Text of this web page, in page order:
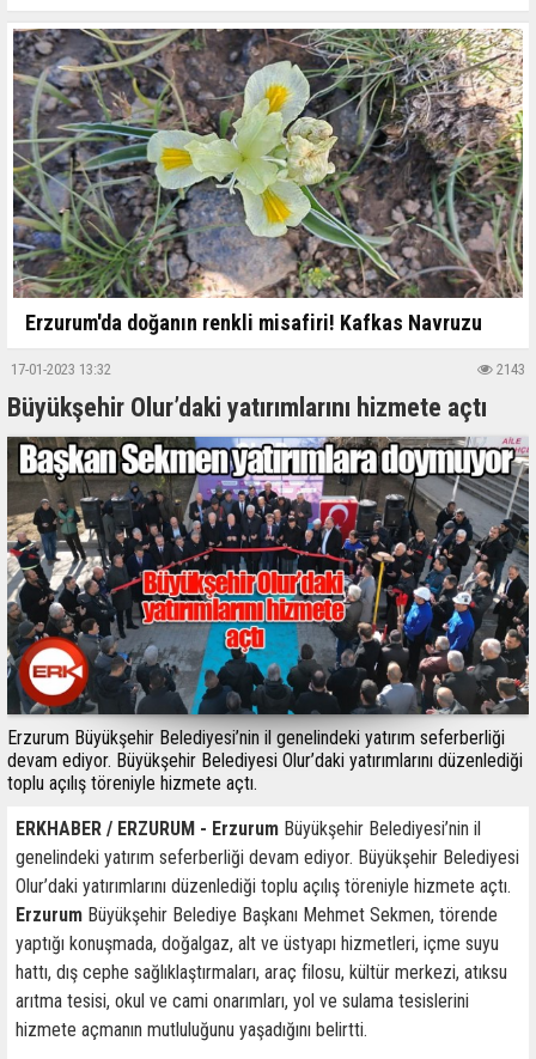
Erzurum'da doğanın renkli misafiri! Kafkas Navruzu
17-01-2023 13:32 2143
Büyükşehir Olur’daki yatırımlarını hizmete açtı
Erzurum Büyükşehir Belediyesi’nin il genelindeki yatırım seferberliği
devam ediyor. Büyükşehir Belediyesi Olur’daki yatırımlarını düzenlediği
toplu açılış töreniyle hizmete açtı.
ERKHABER / ERZURUM - Erzurum Büyükşehir Belediyesi’nin il
genelindeki yatırım seferberliği devam ediyor. Büyükşehir Belediyesi
Olur’daki yatırımlarını düzenlediği toplu açılış töreniyle hizmete açtı.
Erzurum Büyükşehir Belediye Başkanı Mehmet Sekmen, törende
yaptığı konuşmada, doğalgaz, alt ve üstyapı hizmetleri, içme suyu
hattı, dış cephe sağlıklaştırmaları, araç filosu, kültür merkezi, atıksu
arıtma tesisi, okul ve cami onarımları, yol ve sulama tesislerini
hizmete açmanın mutluluğunu yaşadığını belirtti.